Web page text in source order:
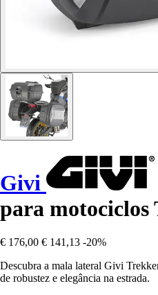
Givi
para motociclos
€ 176,00 € 141,13 -20%
Descubra a mala lateral Givi
de robustez e elegância na estrada.